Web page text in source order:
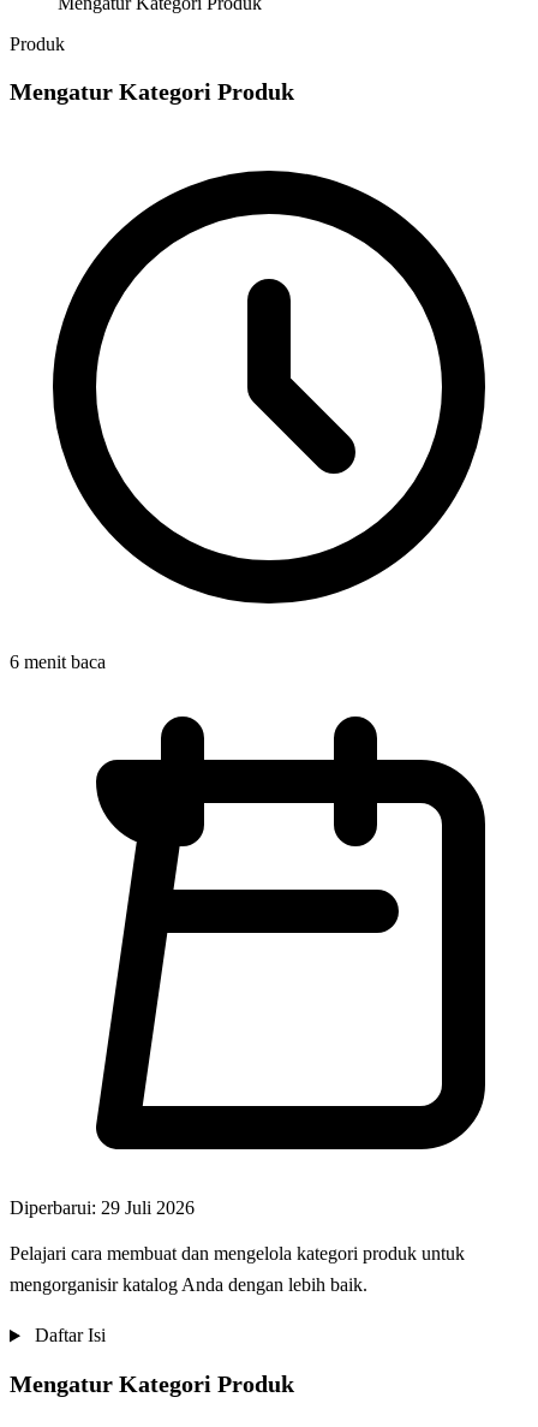
Produk
Mengatur Kategori Produk
6 menit baca
Diperbarui: 29 Juli 2026
Pelajari cara membuat dan mengelola kategori produk untuk
mengorganisir katalog Anda dengan lebih baik.
Daftar Isi
Mengatur Kategori Produk